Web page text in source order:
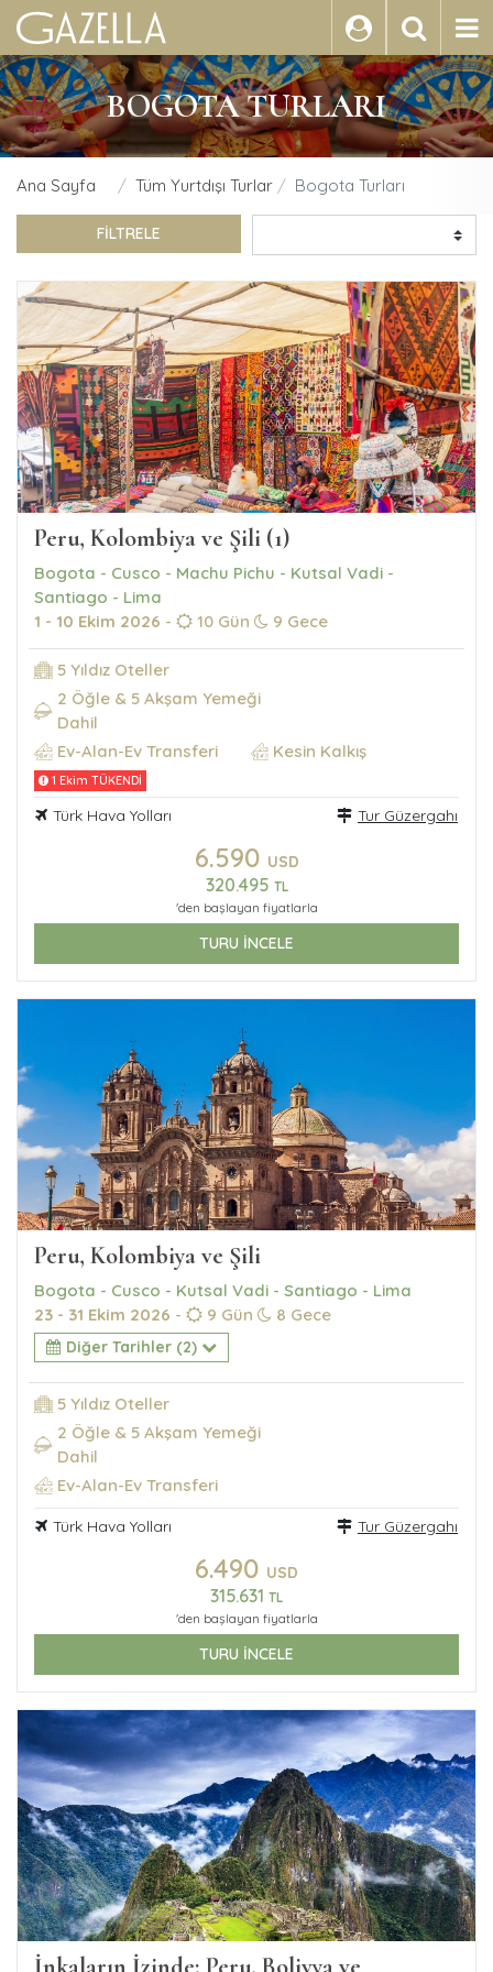
ARA
BOGOTA TURLARI
Ana Sayfa Tüm Yurtdışı Turlar Bogota Turları
FİLTRELE
Peru, Kolombiya ve Şili (1)
Bogota - Cusco - Machu Pichu - Kutsal Vadi -
Santiago - Lima
1 - 10 Ekim 2026 - 10 Gün 9 Gece
5 Yıldız Oteller
2 Öğle & 5 Akşam Yemeği
Dahil
Ev-Alan-Ev Transferi
Kesin Kalkış
1 Ekim TÜKENDİ
Türk Hava Yolları Tur Güzergahı
6.590 USD
320.495 TL
'den başlayan fiyatlarla
TURU İNCELE
Peru, Kolombiya ve Şili
Bogota - Cusco - Kutsal Vadi - Santiago - Lima
23 - 31 Ekim 2026 - 9 Gün 8 Gece
Diğer Tarihler (2)
5 Yıldız Oteller
2 Öğle & 5 Akşam Yemeği
Dahil
Ev-Alan-Ev Transferi
Türk Hava Yolları Tur Güzergahı
6.490 USD
315.631 TL
'den başlayan fiyatlarla
TURU İNCELE